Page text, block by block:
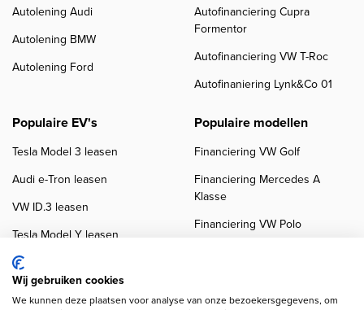
Autolening Audi
Autolening BMW
Autolening Ford
Autofinanciering Cupra
Formentor
Autofinanciering VW T-Roc
Autofinaniering Lynk&Co 01
Populaire EV's
Tesla Model 3 leasen
Audi e-Tron leasen
VW ID.3 leasen
Tesla Model Y leasen
VW ID.4 leasen
Populaire modellen
Financiering VW Golf
Financiering Mercedes A
Klasse
Financiering VW Polo
Wij gebruiken cookies
We kunnen deze plaatsen voor analyse van onze bezoekersgegevens, om